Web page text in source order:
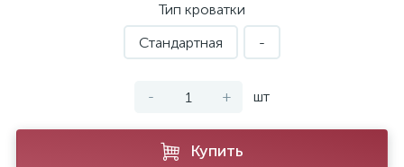
Тип кроватки
Стандартная
-
- + шт
Купить